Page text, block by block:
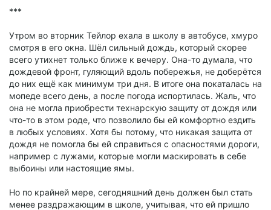
***
Утром во вторник Тейлор ехала в школу в автобусе, хмуро
смотря в его окна. Шёл сильный дождь, который скорее
всего утихнет только ближе к вечеру. Она-то думала, что
дождевой фронт, гуляющий вдоль побережья, не доберётся
до них ещё как минимум три дня. В итоге она покаталась на
мопеде всего день, а после погода испортилась. Жаль, что
она не могла приобрести технарскую защиту от дождя или
что-то в этом роде, что позволило бы ей комфортно ездить
в любых условиях. Хотя бы потому, что никакая защита от
дождя не помогла бы ей справиться с опасностями дороги,
например с лужами, которые могли маскировать в себе
выбоины или настоящие ямы.
Но по крайней мере, сегодняшний день должен был стать
менее раздражающим в школе, учитывая, что ей пришло